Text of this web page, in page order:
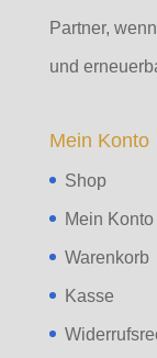
Partner,
und
Mein Konto
Shop
Mein Konto
Warenkorb
Kasse